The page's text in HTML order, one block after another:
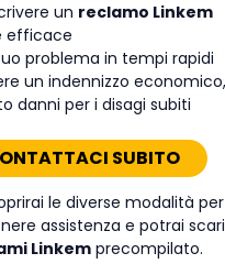
un reclamo Linkem
efficace
problema in tempi rapidi
un indennizzo
danni per i disagi subiti
SUBITO
le diverse modalità per
assistenza e potrai
Linkemprecompilato.